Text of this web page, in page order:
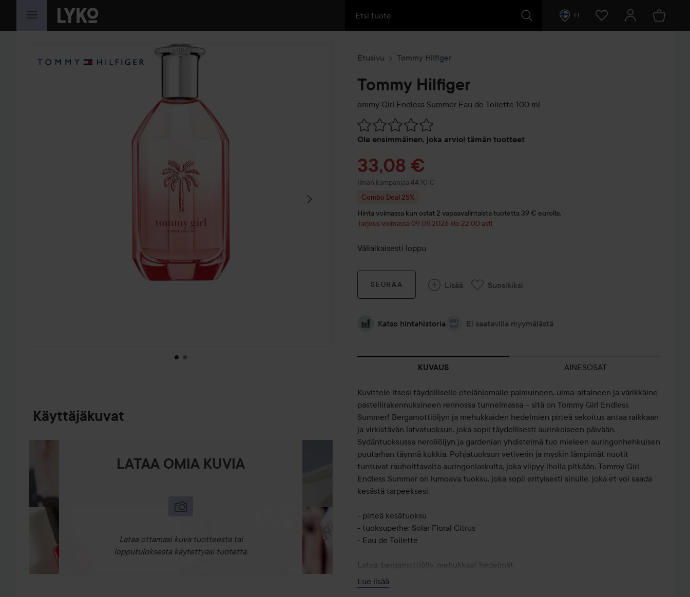
SIIRTYÄ JHK SISÄLTÖÖN FI
OHITA OSIO
Käyttäjäkuvat
LATAA OMIA KUVIA
Lataa ottamasi kuva tuotteesta tai
lopputuloksesta käytettyäsi tuotetta.
Etusivu Tommy Hilfiger
Tommy Hilfiger
ommy Girl Endless Summer Eau de Toilette 100 ml
Ole ensimmäinen, joka arvioi tämän tuotteet
Siirtyä jhk Arvosana & kommentit
Tarjoushinta
33,08 €
Ilman kampanjaa 44,10 €
Combo Deal 25%
Hinta voimassa kun ostat 2 vapaavalintaista tuotetta 39 € eurolla.
Tarjous voimassa 09.08.2026 klo 22.00 asti
Väliaikaisesti loppu
SEURAA Lisää Suosikiksi
Katso hintahistoria Ei saatavilla myymälästä
KUVAUS AINESOSAT
Kuvittele itsesi täydelliselle etelänlomalle palmuineen, uima-altaineen ja värikkäine
pastellirakennuksineen rennossa tunnelmassa – sitä on Tommy Girl Endless
Summer! Bergamottiöljyn ja mehukkaiden hedelmien pirteä sekoitus antaa raikkaan
ja virkistävän latvatuoksun, joka sopii täydellisesti aurinkoiseen päivään.
Sydäntuoksussa neroliöljyn ja gardenian yhdistelmä tuo mieleen auringonhehkuisen
puutarhan täynnä kukkia. Pohjatuoksun vetiverin ja myskin lämpimät nuotit
tuntuvat rauhoittavalta auringonlaskulta, joka viipyy iholla pitkään. Tommy Girl
Endless Summer on lumoava tuoksu, joka sopii erityisesti sinulle, joka et voi saada
kesästä tarpeeksesi.
- pirteä kesätuoksu
- tuoksuperhe: Solar Floral Citrus
- Eau de Toilette
Latva: bergamottiöljy, mehukkaat hedelmät
Sydän: neroliöljy, solar gardenia
Pohja: vetiver, myski
Lue lisää